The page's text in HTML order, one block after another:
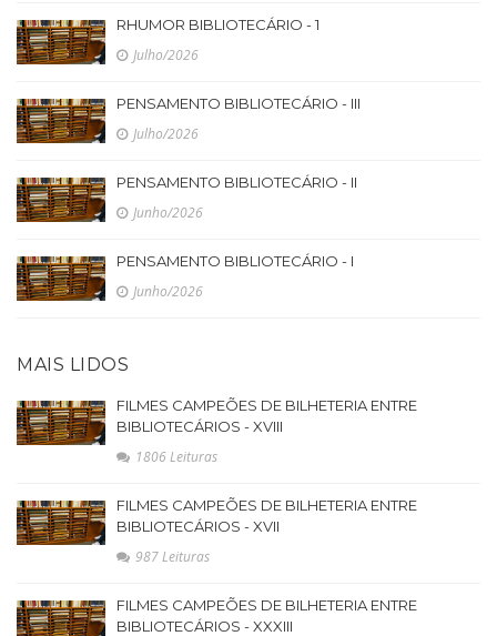
RHUMOR BIBLIOTECÁRIO - 1
Julho/2026
PENSAMENTO BIBLIOTECÁRIO - III
Julho/2026
PENSAMENTO BIBLIOTECÁRIO - II
Junho/2026
PENSAMENTO BIBLIOTECÁRIO - I
Junho/2026
MAIS LIDOS
FILMES CAMPEÕES DE BILHETERIA ENTRE
BIBLIOTECÁRIOS - XVIII
1806 Leituras
FILMES CAMPEÕES DE BILHETERIA ENTRE
BIBLIOTECÁRIOS - XVII
987 Leituras
FILMES CAMPEÕES DE BILHETERIA ENTRE
BIBLIOTECÁRIOS - XXXIII